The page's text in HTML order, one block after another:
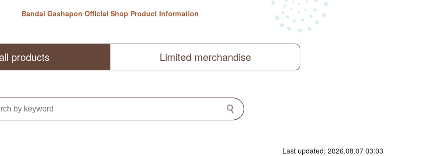
Bandai Gashapon Official Shop Product Information
all products Limited merchandise
Last updated: 2026.08.07 03:03